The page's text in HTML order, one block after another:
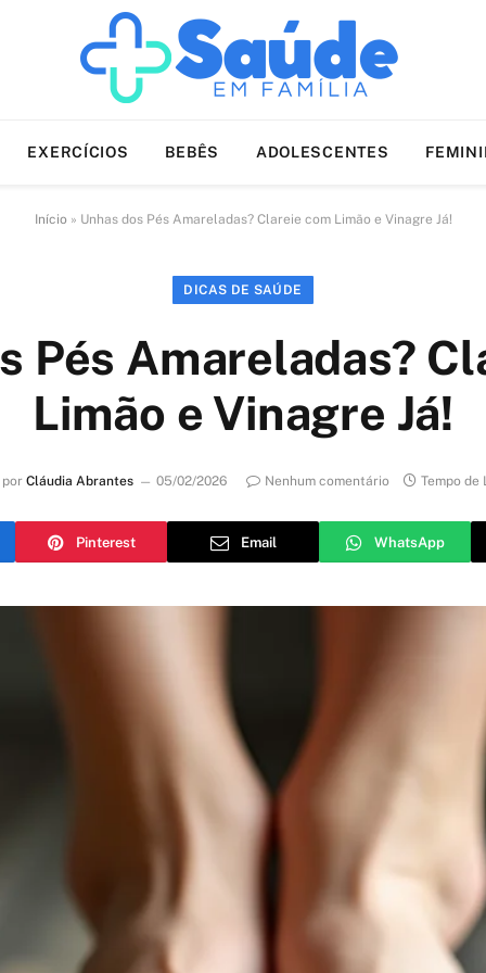
EXERCÍCIOS BEBÊS ADOLESCENTES
Início » Unhas dos Pés Amareladas? Clareie com Limão e Vinagre Já!
DICAS DE SAÚDE
Pés Amareladas?
Limão e Vinagre Já!
Cláudia Abrantes 05/02/2026 Nenhum comentário Tempo de
Pinterest Email WhatsApp